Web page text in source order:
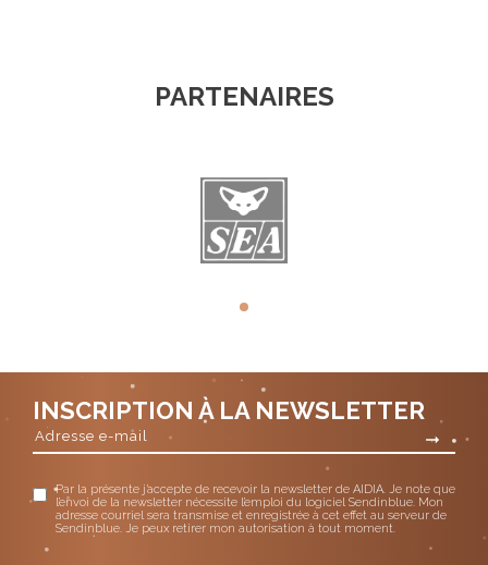
PARTENAIRES
INSCRIPTION À LA NEWSLETTER
Par la présente j’accepte de recevoir la newsletter de AIDIA. Je note que
l’envoi de la newsletter nécessite l’emploi du logiciel Sendinblue. Mon
adresse courriel sera transmise et enregistrée à cet effet au serveur de
Sendinblue. Je peux retirer mon autorisation à tout moment.